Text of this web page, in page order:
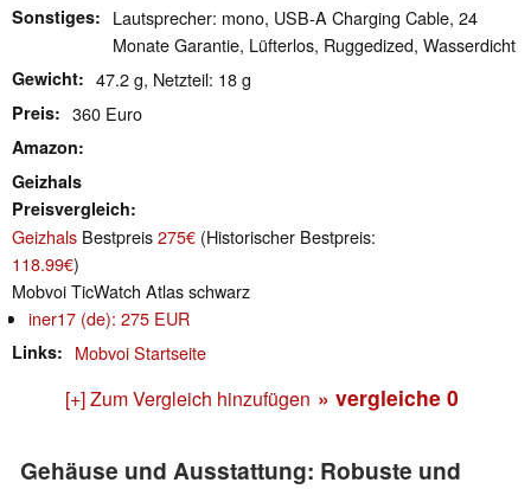
Sonstiges
Lautsprecher: mono, USB-A Charging Cable, 24
Monate Garantie, Lüfterlos, Ruggedized, Wasserdicht
Gewicht 47.2 g, Netzteil: 18 g
Preis 360 Euro
Amazon
Geizhals
Preisvergleich
Geizhals Bestpreis275€ (Historischer Bestpreis:
118.99€)
Mobvoi TicWatch Atlas schwarz
iner17 (de): 275 EUR
Links Mobvoi Startseite
[+] Zum Vergleich hinzufügen » vergleiche 0
Gehäuse und Ausstattung: Robuste und